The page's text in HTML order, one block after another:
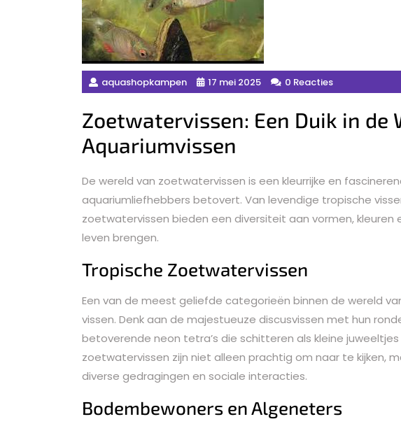
aquashopkampen 17 mei 2025 0 Reacties
Zoetwatervissen: Een Duik in de
Aquariumvissen
De wereld van zoetwatervissen is een kleurrijke en
aquariumliefhebbers betovert. Van levendige tropische
zoetwatervissen bieden een diversiteit aan vormen,
leven brengen.
Tropische Zoetwatervissen
Een van de meest geliefde categorieën binnen de wereld
vissen. Denk aan de majestueuze discusvissen met hun
betoverende neon tetra’s die schitteren als kleine
zoetwatervissen zijn niet alleen prachtig om naar te kijken,
diverse gedragingen en sociale interacties.
Bodembewoners en Algeneters